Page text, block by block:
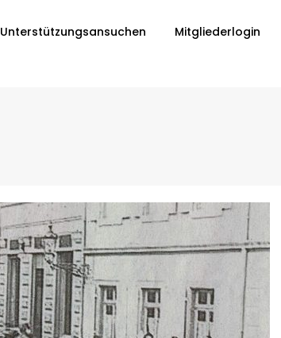
Unterstützungsansuchen Mitgliederlogin